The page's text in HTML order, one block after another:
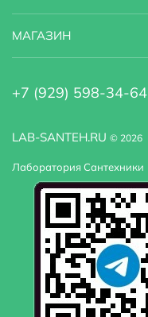
LAB-SANTEH.RU © 2026
Лаборатория Сантехники
МАГАЗИН
+7 (929) 598-34-64